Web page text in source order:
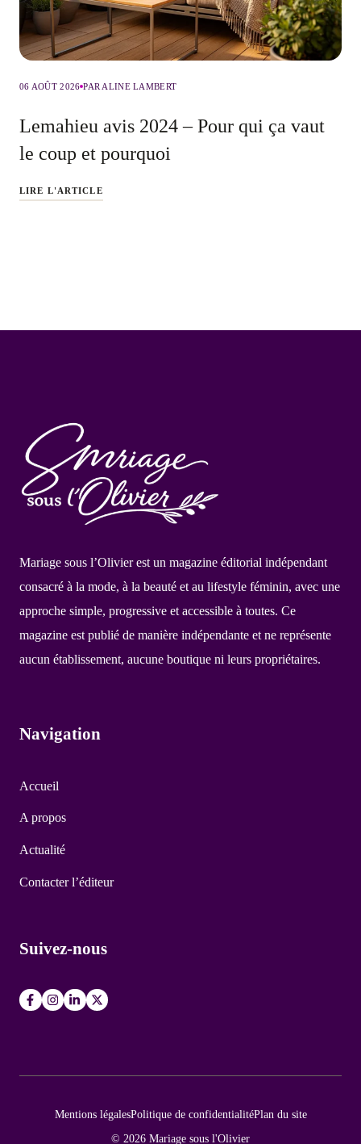
06 AOÛT 2026 PAR ALINE LAMBERT
Lemahieu avis 2024 – Pour qui ça vaut
le coup et pourquoi
LIRE L'ARTICLE
Mariage sous l’Olivier est un magazine éditorial indépendant
consacré à la mode, à la beauté et au lifestyle féminin, avec une
approche simple, progressive et accessible à toutes. Ce
magazine est publié de manière indépendante et ne représente
aucun établissement, aucune boutique ni leurs propriétaires.
Navigation
Accueil
A propos
Actualité
Contacter l’éditeur
Suivez-nous
© 2026 Mariage sous l'Olivier
Mentions légalesPolitique de confidentialitéPlan du site